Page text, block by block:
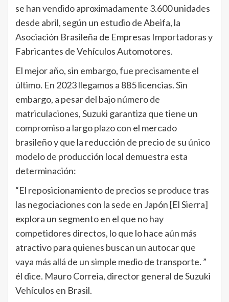
se han vendido aproximadamente 3.600 unidades
desde abril, según un estudio de Abeifa, la
Asociación Brasileña de Empresas Importadoras y
Fabricantes de Vehículos Automotores.
El mejor año, sin embargo, fue precisamente el
último. En 2023 llegamos a 885 licencias. Sin
embargo, a pesar del bajo número de
matriculaciones, Suzuki garantiza que tiene un
compromiso a largo plazo con el mercado
brasileño y que la reducción de precio de su único
modelo de producción local demuestra esta
determinación:
“El reposicionamiento de precios se produce tras
las negociaciones con la sede en Japón [El Sierra]
explora un segmento en el que no hay
competidores directos, lo que lo hace aún más
atractivo para quienes buscan un autocar que
vaya más allá de un simple medio de transporte. ”
él dice. Mauro Correia, director general de Suzuki
Vehículos en Brasil.